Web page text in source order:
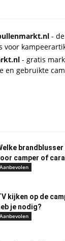
-
voor
- gratis
en gebruikte
camper of
Aanbevolen
kijken op de
je nodig?
Aanbevolen